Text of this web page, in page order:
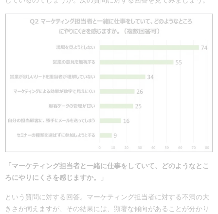
「マーケティング担当者と一緒に仕事をしていて、どのようなとこ
ろにやりにくさを感じますか。」
という質問に対する回答。マーケティング担当者に対する不満の大
きさが伺えますが、その結果には、顕著な傾向があることが分かり